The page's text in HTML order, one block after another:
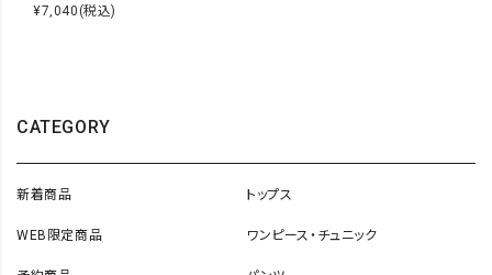
¥7,040 (税込)
CATEGORY
新着商品
WEB限定商品
トップス
ワンピース・チュニック